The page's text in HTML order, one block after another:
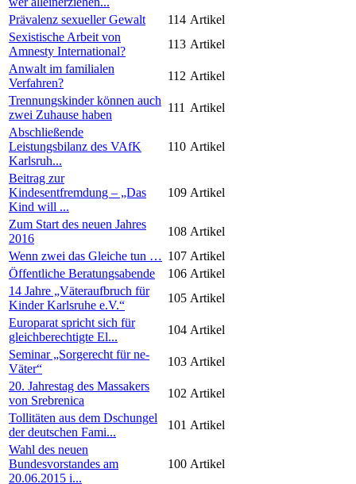
Prävalenz sexueller Gewalt
114 Artikel
Sexistische Arbeit von
Amnesty International?
113 Artikel
Anwalt im familialen
Verfahren?
112 Artikel
Trennungskinder können auch
zwei Zuhause haben
111 Artikel
Abschließende
Leistungsbilanz des VAfK
Karlsruh...
110 Artikel
Beitrag zur
Kindesentfremdung – „Das
Kind will ...
109 Artikel
Zum Start des neuen Jahres
2016
108 Artikel
Wenn zwei das Gleiche tun … 107 Artikel
Öffentliche Beratungsabende
106 Artikel
14 Jahre „Väteraufbruch für
Kinder Karlsruhe e.V.“
105 Artikel
Europarat spricht sich für
gleichberechtigte El...
104 Artikel
Seminar „Sorgerecht für ne-
Väter“
103 Artikel
20. Jahrestag des Massakers
von Srebrenica
102 Artikel
Tollitäten aus dem Dschungel
der deutschen Fami...
101 Artikel
Wahl des neuen
Bundesvorstandes am
20.06.2015 i...
100 Artikel